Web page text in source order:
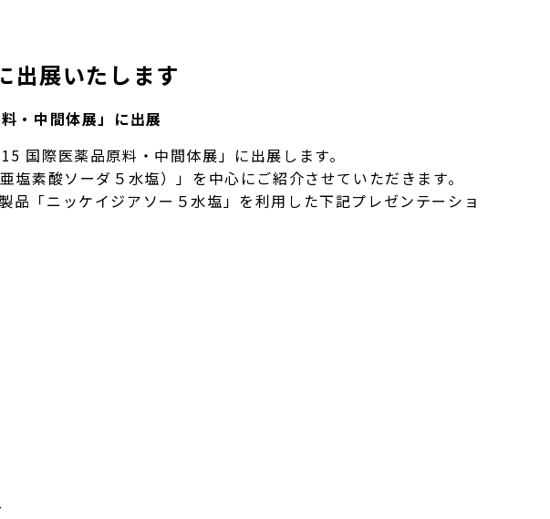
展いたします
中間体展」に出展
国際医薬品原料・中間体展」に出展します。
素酸ソーダ５水塩）」を中心にご紹介させていただきます。
「ニッケイジアソー５水塩」を利用した下記プレゼンテーショ